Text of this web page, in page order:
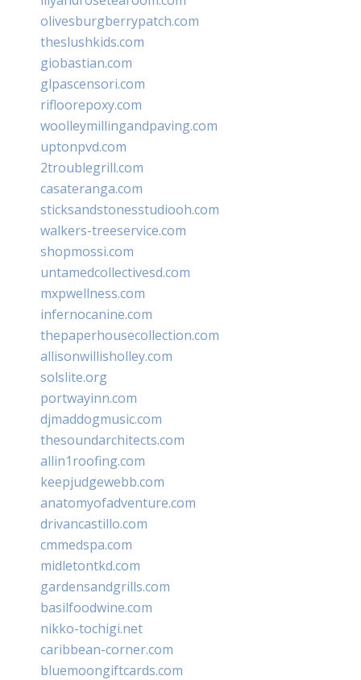
olivesburgberrypatch.com
theslushkids.com
giobastian.com
glpascensori.com
rifloorepoxy.com
woolleymillingandpaving.com
uptonpvd.com
2troublegrill.com
casateranga.com
sticksandstonesstudiooh.com
walkers-treeservice.com
shopmossi.com
untamedcollectivesd.com
mxpwellness.com
infernocanine.com
thepaperhousecollection.com
allisonwillisholley.com
solslite.org
portwayinn.com
djmaddogmusic.com
thesoundarchitects.com
allin1roofing.com
keepjudgewebb.com
anatomyofadventure.com
drivancastillo.com
cmmedspa.com
midletontkd.com
gardensandgrills.com
basilfoodwine.com
nikko-tochigi.net
caribbean-corner.com
bluemoongiftcards.com